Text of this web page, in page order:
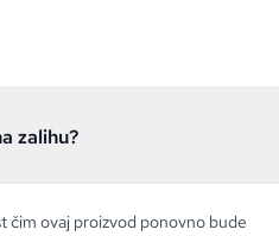
zalihu?
čim ovaj proizvod ponovno bude